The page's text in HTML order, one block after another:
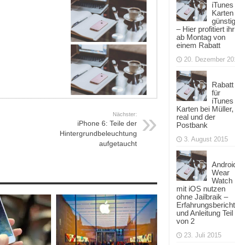
Nächster:
iPhone 6: Teile der
Hintergrundbeleuchtung
aufgetaucht
iTunes
Karten
– Hier profitiert ihr
ab Montag von
einem Rabatt
20. Dezember
Rabatt
für
iTunes
Karten bei Müller,
real und der
Postbank
3. August 2015
Wear
Watch
mit iOS nutzen
ohne Jailbraik –
Erfahrungsbericht
und Anleitung Teil
von 2
23. Juli 2015